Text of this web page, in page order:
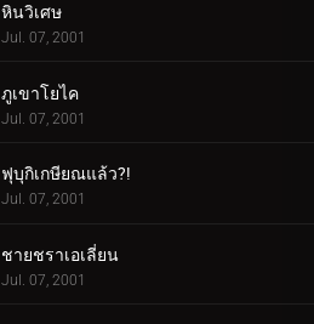
หินวิเศษ
Jul. 07, 2001
ภูเขาโยไค
Jul. 07, 2001
ฟุบุกิเกษียณแล้ว?!
Jul. 07, 2001
ชายชราเอเลี่ยน
Jul. 07, 2001